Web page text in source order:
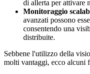
di allerta per attivare
Monitoraggio
avanzati possono
consentendo una
distribuite.
Sebbene l'utilizzo della
molti vantaggi, ecco alcuni